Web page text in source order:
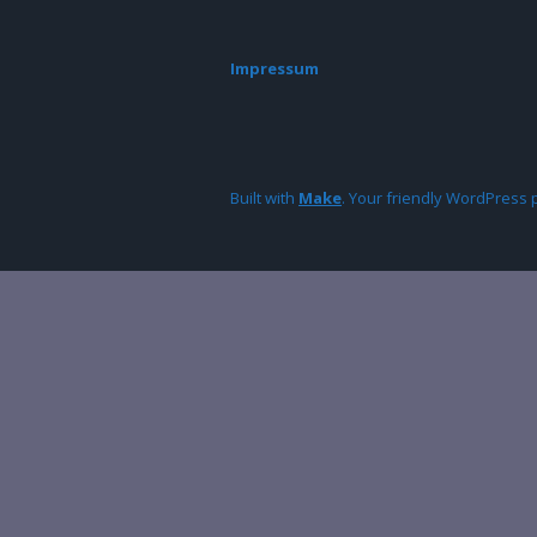
Impressum
Built with Make. Your friendly WordPress